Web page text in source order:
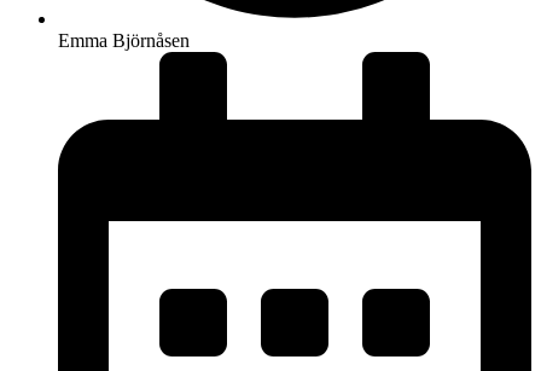
Emma Björnåsen